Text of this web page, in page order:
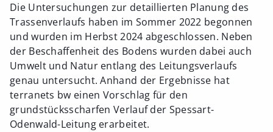
Die Untersuchungen zur detaillierten Planung des
Trassenverlaufs haben im Sommer 2022 begonnen
und wurden im Herbst 2024 abgeschlossen. Neben
der Beschaffenheit des Bodens wurden dabei auch
Umwelt und Natur entlang des Leitungsverlaufs
genau untersucht. Anhand der Ergebnisse hat
terranets bw einen Vorschlag für den
grundstücksscharfen Verlauf der Spessart-
Odenwald-Leitung erarbeitet.